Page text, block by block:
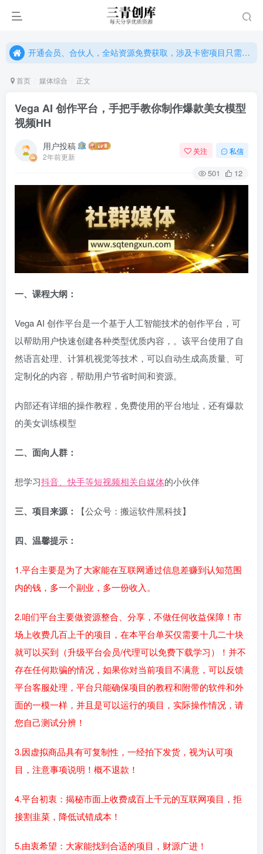
开通会员、合伙人，全站资源免费获取，涉及卡密项目只需单独购卡密（位置：网站右下悬浮按钮）
开通会员、合伙人，全站资源免费获取，涉及卡密项目只需单独购卡密（位置：网站右下悬浮按钮）
首页 媒体综合 正文
Vega AI 创作平台，手把手教你制作爆款美女模型
视频HH
用户投稿
2年前更新
关注 私信
501 12
一、 课程大纲：
Vega AI 创作平台是一个基于人工智能技术的创作平台，可
以帮助用户快速创建各种类型优质内容，。该平台使用了自
然语言处理、计算机视觉等技术，可以自动生成高质量、可
定制化的内容，帮助用户节省时间和资源。
内部还有详细的操作教程，免费使用的平台地址，还有爆款
的美女训练模型
二、面向人群：
想学习抖音、快手等短视频相关自媒体的小伙伴
三、项目来源： 【公众号：搬运软件黑科技】
四、温馨提示：
1.平台主要是为了大家能在互联网通过信息差赚到认知范围
内的钱，多一个副业，多一份收入。
2.咱们平台主要做资源整合、分享，不做任何收益保障！市
场上收费几百上千的项目，在本平台单买仅需要十几二十块
就可以买到（升级平台会员/代理可以免费下载学习）！并不
存在任何欺骗的情况，如果你对当前项目不满意，可以反馈
平台客服处理，平台只能确保项目的教程和附带的软件和外
面的一模一样，并且是可以运行的项目，实际操作情况，请
您自己测试分辨！
3.因虚拟商品具有可复制性，一经拍下发货，视为认可项
目，注意事项说明！概不退款！
4.平台初衷：揭秘市面上收费成百上千元的互联网项目，拒
接割韭菜，降低试错成本！
5.由衷希望：大家能找到合适的项目，财源广进！